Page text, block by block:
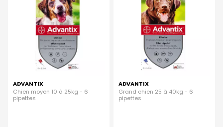
ADVANTIX
Chien moyen 10 à 25kg - 6
pipettes
ADVANTIX
Grand chien 25 à 40kg - 6
pipettes